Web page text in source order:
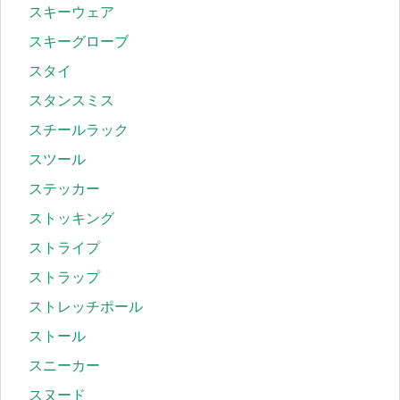
スキーウェア
スキーグローブ
スタイ
スタンスミス
スチールラック
スツール
ステッカー
ストッキング
ストライプ
ストラップ
ストレッチポール
ストール
スニーカー
スヌード